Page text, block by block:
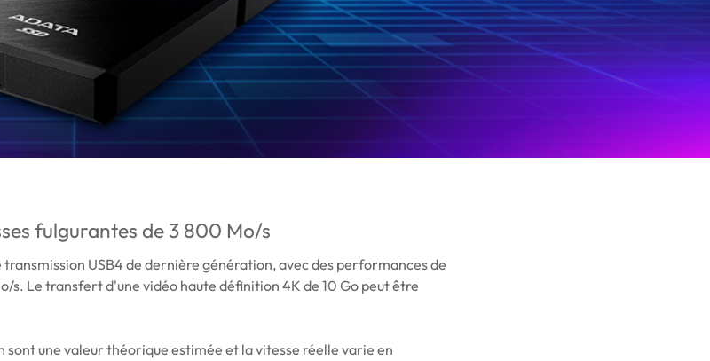
fulgurantes de 3 800 Mo/s
USB4 de dernière génération, avec des performances de
s. Le transfert d'une vidéo haute définition 4K de 10 Go peut être
une valeur théorique estimée et la vitesse réelle varie en